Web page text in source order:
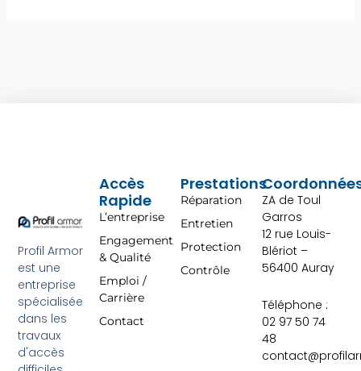
Profil Armor
est une
entreprise
spécialisée
dans les
travaux
d'accès
Prestations
Réparation
Entretien
Protection
Contrôle
Accès
Rapide
L’entreprise
Engagement
& Qualité
Emploi /
Carrière
Contact
ZA de Toul
Garros
12 rue Louis-
Blériot –
56400 Auray
Téléphone :
02 97 50 74
48